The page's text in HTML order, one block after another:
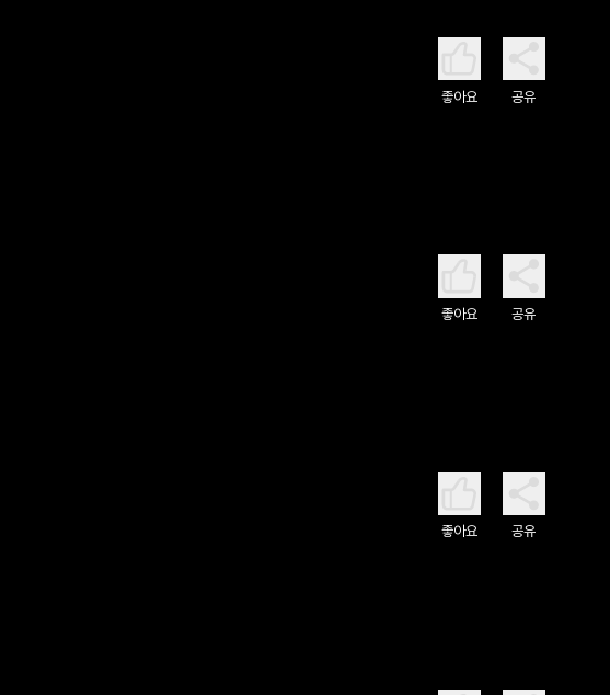
좋아요 공유
좋아요 공유
좋아요 공유